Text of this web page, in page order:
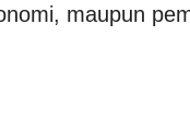
maupun